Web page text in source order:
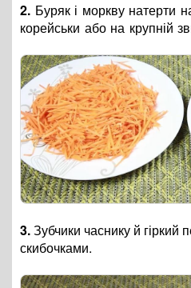
2. Буряк і моркву натерти
корейськи або на крупній
3.Зубчики часнику й гіркий
скибочками.